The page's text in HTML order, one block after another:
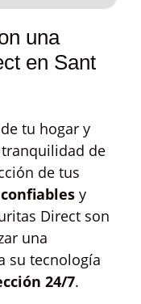
una
en Sant
de tu hogar y
de
de tus
confiables y
Direct son
una
su tecnología
24/7.